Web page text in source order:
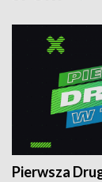
Pierwsza